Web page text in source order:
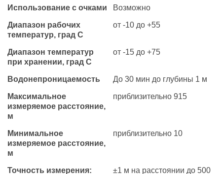
Использование с очками Возможно
Диапазон рабочих
температур, град С
от -10 до +55
Диапазон температур
при хранении, град С
от -15 до +75
Водонепроницаемость До 30 мин до глубины 1 м
Максимальное
измеряемое расстояние,
м
приблизительно 915
Минимальное
измеряемое расстояние,
м
приблизительно 10
Точность измерения: ±1 м на расстоянии до 500